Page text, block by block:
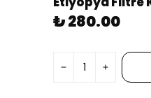
₺ 280.00